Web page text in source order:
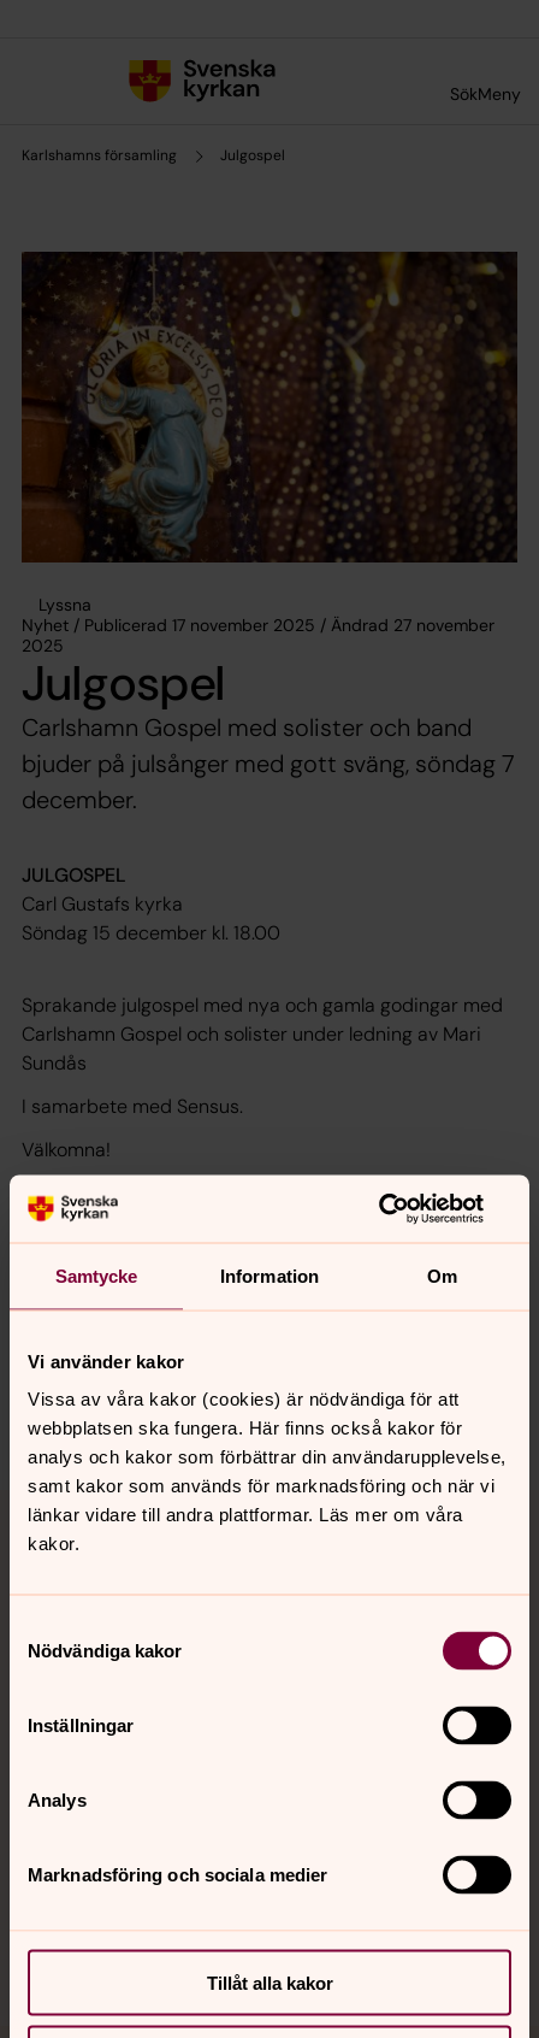
Samtycke Information Om
Vi använder kakor
Vissa av våra kakor (cookies) är nödvändiga för att
webbplatsen ska fungera. Här finns också kakor för
analys och kakor som förbättrar din användarupplevelse,
samt kakor som används för marknadsföring och när vi
länkar vidare till andra plattformar. Läs mer om våra
kakor.
Nödvändiga kakor
Inställningar
Analys
Marknadsföring och sociala medier
Tillåt alla kakor
SökMeny
Karlshamns församling Julgospel
Lyssna
Nyhet / Publicerad 17 november 2025 / Ändrad 27 november
2025
Julgospel
Carlshamn Gospel med solister och band
bjuder på julsånger med gott sväng, söndag 7
december.
JULGOSPEL
Carl Gustafs kyrka
Söndag 15 december kl. 18.00
Sprakande julgospel med nya och gamla godingar med
Carlshamn Gospel och solister under ledning av Mari
Sundås
I samarbete med Sensus.
Välkomna!
Synpunkter eller frågor på sidans
Dela
Tillbaka till toppen
Tillbaka till innehållet
Kalender
Hitta snabbt
Sociala kanaler